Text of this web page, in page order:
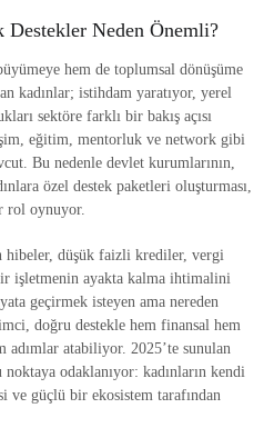
Neden Önemli?
hem de toplumsal dönüşüme
kadınlar; istihdam yaratıyor, yerel
sektöre farklı bir bakış açısı
eğitim, mentorluk ve network gibi
Bu nedenle devlet kurumlarının,
özel destek paketleri oluşturması,
rol oynuyor.
hibeler, düşük faizli krediler, vergi
işletmenin ayakta kalma ihtimalini
geçirmek isteyen ama nereden
doğru destekle hem finansal hem
adımlar atabiliyor. 2025’te sunulan
odaklanıyor: kadınların kendi
ve güçlü bir ekosistem tarafından